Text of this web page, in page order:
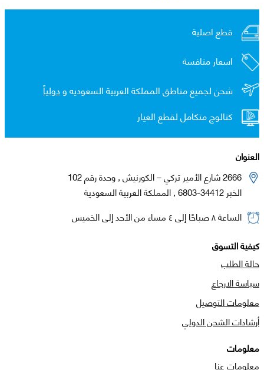
قطع اصلية
اسعار منافسة
شحن لجميع مناطق المملكة العربية السعوديه ودولياً
كتالوج متكامل لقطع الغيار
العنوان
2666 شارع الأمير تركي – الكورنيش , وحدة رقم 102
الخبر 34412-6803 , المملكة العربية السعودية
الساعة ٨ صباحًا إلى ٤ مساء من الأحد إلى الخميس
كيفية التسوق
حالة الطلب
سياسة الارجاع
معلومات التوصيل
أرشادات الشحن الدولي
معلومات
معلومات عنا